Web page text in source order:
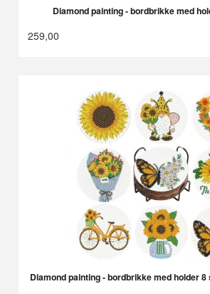
Diamond painting - bordbrikke med
259,00
Diamond painting - bordbrikke med holder